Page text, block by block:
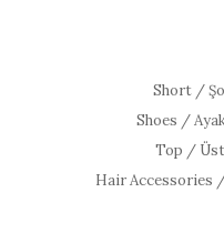
Short /
Shoes /
Top / Üst
Hair Accessories /